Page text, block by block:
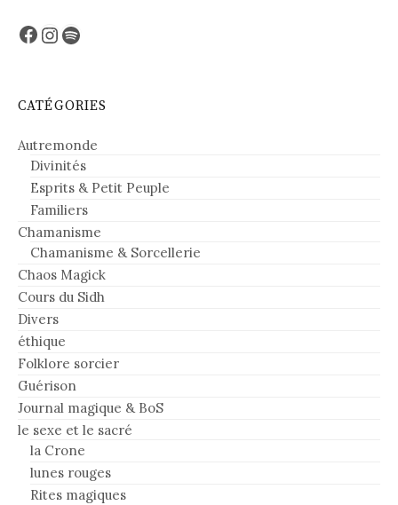
Facebook
Instagram
Spotify
CATÉGORIES
Autremonde
Divinités
Esprits & Petit Peuple
Familiers
Chamanisme
Chamanisme & Sorcellerie
Chaos Magick
Cours du Sidh
Divers
éthique
Folklore sorcier
Guérison
Journal magique & BoS
le sexe et le sacré
la Crone
lunes rouges
Rites magiques